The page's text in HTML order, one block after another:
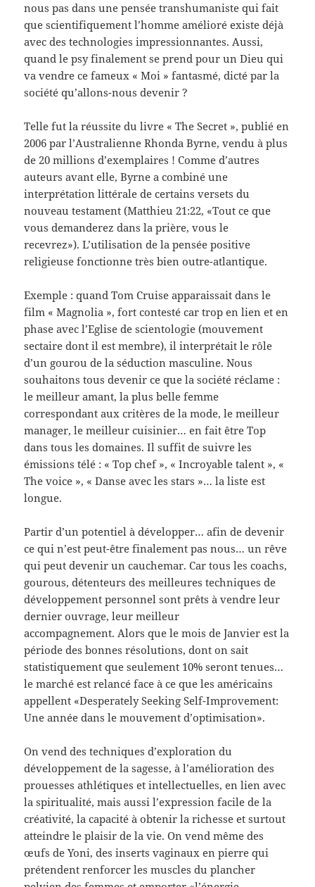
nous pas dans une pensée transhumaniste qui fait
que scientifiquement l’homme amélioré existe déjà
avec des technologies impressionnantes. Aussi,
quand le psy finalement se prend pour un Dieu qui
va vendre ce fameux « Moi » fantasmé, dicté par la
société qu’allons-nous devenir ?
Telle fut la réussite du livre « The Secret », publié en
2006 par l’Australienne Rhonda Byrne, vendu à plus
de 20 millions d’exemplaires ! Comme d’autres
auteurs avant elle, Byrne a combiné une
interprétation littérale de certains versets du
nouveau testament (Matthieu 21:22, «Tout ce que
vous demanderez dans la prière, vous le
recevrez»). L’utilisation de la pensée positive
religieuse fonctionne très bien outre-atlantique.
Exemple : quand Tom Cruise apparaissait dans le
film « Magnolia », fort contesté car trop en lien et en
phase avec l’Eglise de scientologie (mouvement
sectaire dont il est membre), il interprétait le rôle
d’un gourou de la séduction masculine. Nous
souhaitons tous devenir ce que la société réclame :
le meilleur amant, la plus belle femme
correspondant aux critères de la mode, le meilleur
manager, le meilleur cuisinier… en fait être Top
dans tous les domaines. Il suffit de suivre les
émissions télé : « Top chef », « Incroyable talent », «
The voice », « Danse avec les stars »… la liste est
longue.
Partir d’un potentiel à développer… afin de devenir
ce qui n’est peut-être finalement pas nous… un rêve
qui peut devenir un cauchemar. Car tous les coachs,
gourous, détenteurs des meilleures techniques de
développement personnel sont prêts à vendre leur
dernier ouvrage, leur meilleur
accompagnement. Alors que le mois de Janvier est la
période des bonnes résolutions, dont on sait
statistiquement que seulement 10% seront tenues…
le marché est relancé face à ce que les américains
appellent «Desperately Seeking Self-Improvement:
Une année dans le mouvement d’optimisation».
On vend des techniques d’exploration du
développement de la sagesse, à l’amélioration des
prouesses athlétiques et intellectuelles, en lien avec
la spiritualité, mais aussi l’expression facile de la
créativité, la capacité à obtenir la richesse et surtout
atteindre le plaisir de la vie. On vend même des
œufs de Yoni, des inserts vaginaux en pierre qui
prétendent renforcer les muscles du plancher